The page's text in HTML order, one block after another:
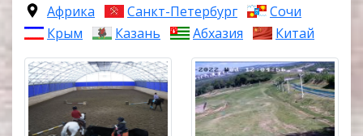
Африка Санкт-Петербург
Сочи
Крым
Казань Абхазия Китай